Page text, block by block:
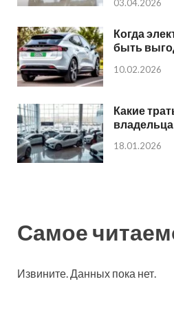
03.04.2026
Когда
быть
10.02.2026
Какие
18.01.2026
Самое
Извините. Данных пока нет.